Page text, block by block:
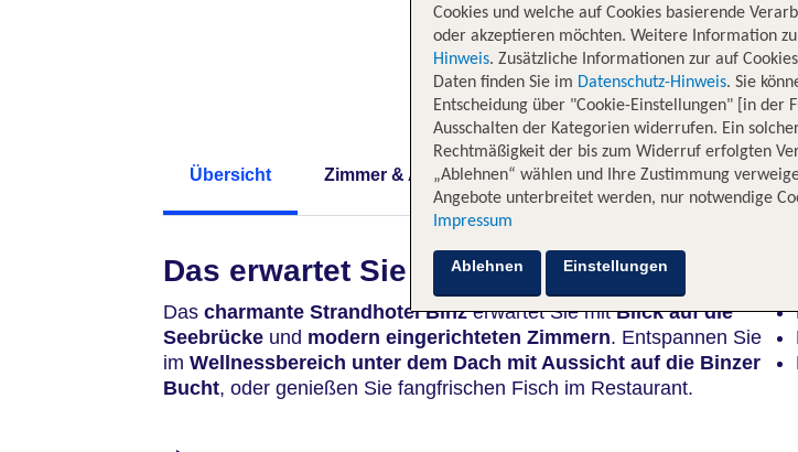
Übersicht Zimmer & Angebote Hotelinformationen Lage
Das erwartet Sie
Das charmante Strandhotel Binzerwartet Sie mitBlick auf die
Seebrücke und modern eingerichteten Zimmern. Entspannen Sie
im Wellnessbereich unter dem Dach mit Aussicht auf die Binzer
Bucht, oder genießen Sie fangfrischen Fisch im Restaurant.
Cookies und welche auf Cookies basierende
oder akzeptieren möchten. Weitere Information
Hinweis. Zusätzliche Informationen zur auf
Daten finden Sie im Datenschutz-Hinweis. Sie
Entscheidung über "Cookie-Einstellungen" [in der
Ausschalten der Kategorien widerrufen. Ein
Rechtmäßigkeit der bis zum Widerruf erfolgten
„Ablehnen“ wählen und Ihre Zustimmung
Angebote unterbreitet werden, nur notwendige
Impressum
Ablehnen Einstellungen